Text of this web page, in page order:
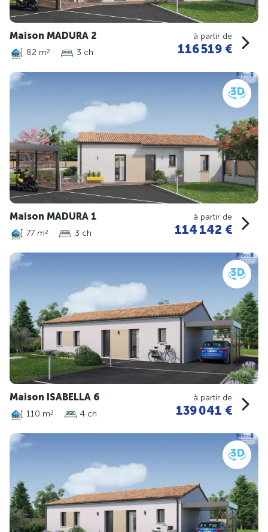
Maison MADURA 2
82 m2 3 ch
à partir de
116 519 €
Maison MADURA 1
77 m2 3 ch
à partir de
114 142 €
Maison ISABELLA 6
110 m2 4 ch
à partir de
139 041 €